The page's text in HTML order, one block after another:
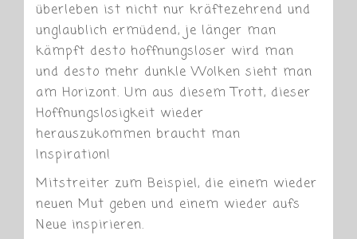
überleben ist nicht nur kräftezehrend und
unglaublich ermüdend, je länger man
kämpft desto hoffnungsloser wird man
und desto mehr dunkle Wolken sieht man
am Horizont. Um aus diesem Trott, dieser
Hoffnungslosigkeit wieder
herauszukommen braucht man
Inspiration!
Mitstreiter zum Beispiel, die einem wieder
neuen Mut geben und einem wieder aufs
Neue inspirieren.